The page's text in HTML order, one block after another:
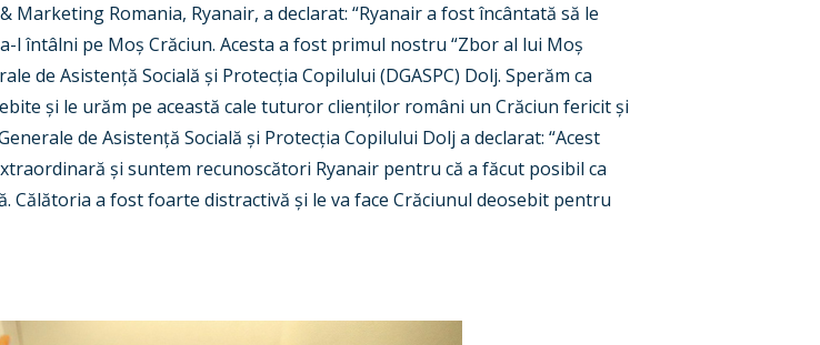
Romania, Ryanair, a declarat: “Ryanair a fost încântată să le
întâlni pe Moș Crăciun. Acesta a fost primul nostru “Zbor al lui Moș
de Asistență Socială și Protecția Copilului (DGASPC) Dolj. Sperăm ca
și le urăm pe această cale tuturor clienților români un Crăciun fericit și
de Asistență Socială și Protecția Copilului Dolj a declarat: “Acest
și suntem recunoscători Ryanair pentru că a făcut posibil ca
a fost foarte distractivă și le va face Crăciunul deosebit pentru